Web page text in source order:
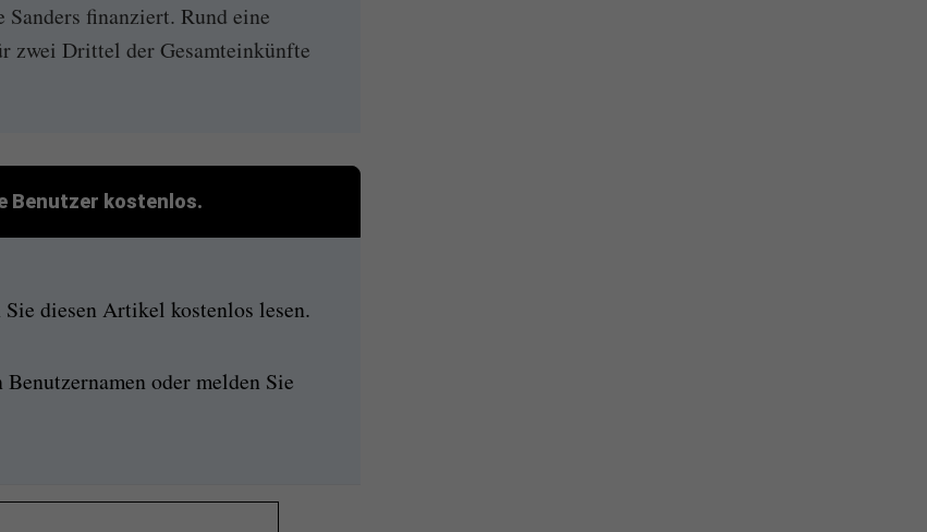
finanziert. Rund eine
zwei Drittel der Gesamteinkünfte
Benutzer kostenlos.
diesen Artikel kostenlos lesen.
oder melden Sie